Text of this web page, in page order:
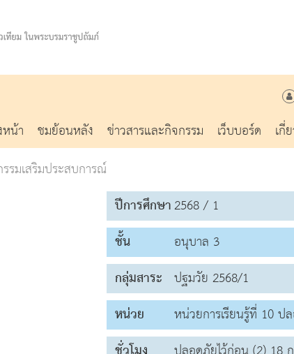
น้า ชมย้อนหลัง ข่าวสารและกิจกรรม เว็บบอร์ด
เกี่
รมเสริมประสบการณ์
ปีการศึกษา2568 / 1
ชั้น
อนุบาล 3
กลุ่มสาระ ปฐมวัย 2568/1
หน่วย
หน่วยการเรียนรู้ที่ 10 ป